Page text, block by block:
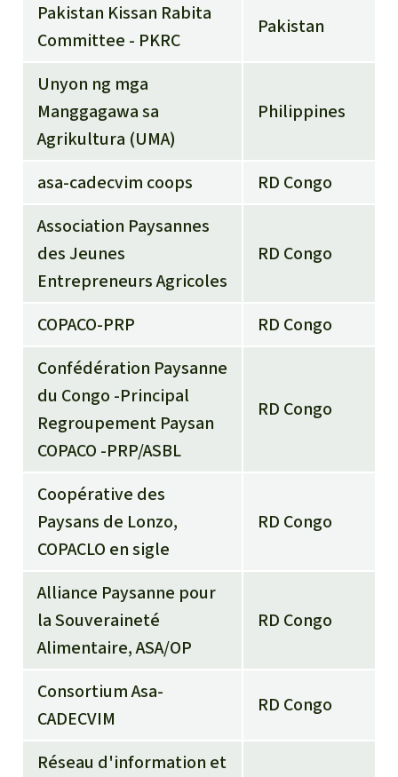
Pakistan Kissan Rabita
Committee - PKRC
Pakistan
Unyon ng mga
Manggagawa sa
Agrikultura (UMA)
Philippines
asa-cadecvim coops
RD Congo
Association Paysannes
des Jeunes
Entrepreneurs Agricoles
RD Congo
COPACO-PRP
RD Congo
Confédération Paysanne
du Congo -Principal
Regroupement Paysan
COPACO -PRP/ASBL
RD Congo
Coopérative des
Paysans de Lonzo,
COPACLO en sigle
RD Congo
Alliance Paysanne pour
la Souveraineté
Alimentaire, ASA/OP
RD Congo
Consortium Asa-
CADECVIM
RD Congo
Réseau d'information et